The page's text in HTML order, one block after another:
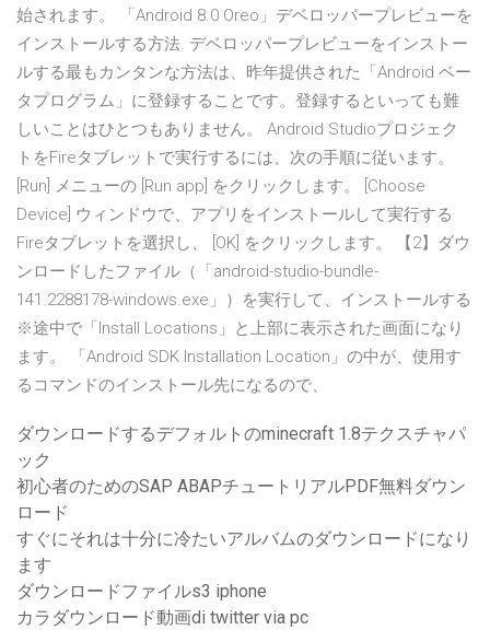
始されます。 「Android 8.0 Oreo」デベロッパープレビューを
インストールする方法. デベロッパープレビューをインストー
ルする最もカンタンな方法は、昨年提供された「Android ベー
タプログラム」に登録することです。登録するといっても難
しいことはひとつもありません。 Android Studioプロジェク
トをFireタブレットで実行するには、次の手順に従います。
[Run] メニューの [Run app] をクリックします。 [Choose
Device] ウィンドウで、アプリをインストールして実行する
Fireタブレットを選択し、 [OK] をクリックします。 【2】ダウ
ンロードしたファイル（「android-studio-bundle-
141.2288178-windows.exe」）を実行して、インストールする
※途中で「Install Locations」と上部に表示された画面になり
ます。 「Android SDK Installation Location」の中が、使用す
るコマンドのインストール先になるので、
ダウンロードするデフォルトのminecraft 1.8テクスチャパ
ック
初心者のためのSAP ABAPチュートリアルPDF無料ダウン
ロード
すぐにそれは十分に冷たいアルバムのダウンロードになり
ます
ダウンロードファイルs3 iphone
カラダウンロード動画di twitter via pc